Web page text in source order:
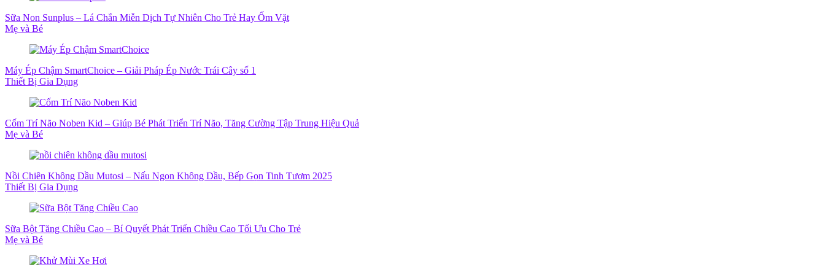
Sữa Non Sunplus – Lá Chắn Miễn Dịch Tự Nhiên Cho Trẻ Hay Ốm Vặt
Mẹ và Bé
Máy Ép Chậm SmartChoice – Giải Pháp Ép Nước Trái Cây số 1
Thiết Bị Gia Dụng
Cốm Trí Não Noben Kid – Giúp Bé Phát Triển Trí Não, Tăng Cường Tập Trung Hiệu Quả
Mẹ và Bé
Nồi Chiên Không Dầu Mutosi – Nấu Ngon Không Dầu, Bếp Gọn Tinh Tươm 2025
Thiết Bị Gia Dụng
Sữa Bột Tăng Chiều Cao – Bí Quyết Phát Triển Chiều Cao Tối Ưu Cho Trẻ
Mẹ và Bé